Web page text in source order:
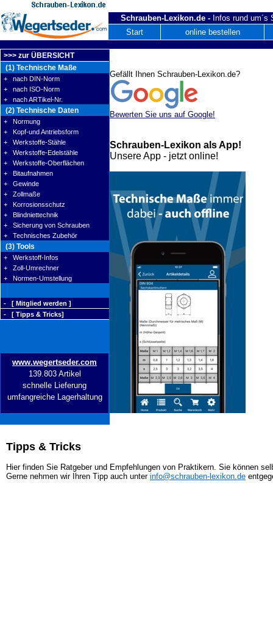
Schrauben-Lexikon.de - Infos rund um´s
Start
online bestellen
>>> zur ÜBERSICHT
(1) Technische Maße
+ nach DIN-Norm
+ nach ISO-Norm
+ nach ARTikel-Nr.
(2) Technische Daten
+ Normung
+ Kopf-und Antriebsform
+ Werkstoffe-Stähle
+ Werkstoffe-Edelstähle
+ Werkstoffe-Oberflächen
+ Bitaufnahmen
+ Gewinde
+ Zollmaße
+ Korrosionsschutz
+ Blindniettechnik
+ Sicherung von Schrauben
+ Technisches Zubehör
(3) Tools
+ Werkstoff-Infos
+ Zoll-Umrechner
+ Normen-Umstellung
- [ Mitglied werden ]
- [ Tipps & Tricks]
www.wegertseder.com
139.803 Artikel
schnelle Lieferung
umfangreiche Lagerhaltung
Tipps & Tricks
Hier finden Sie Ratgeber und Empfehlungen von Praktikern. Sie können
Gerne nehmen wir Ihren Tipp auch unter info@schrauben-lexikon.de
Gefällt Ihnen Schrauben-Lexikon.de?
Bewerten Sie uns auf Google!
Schrauben-Lexikon als App!
Unsere App - jetzt online!